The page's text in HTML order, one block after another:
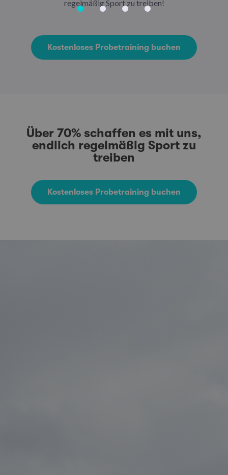
regelmäßig Sport zu treiben!
Kostenloses Probetraining buchen
Über 70% schaffen es mit uns,
endlich regelmäßig Sport zu
treiben
Kostenloses Probetraining buchen